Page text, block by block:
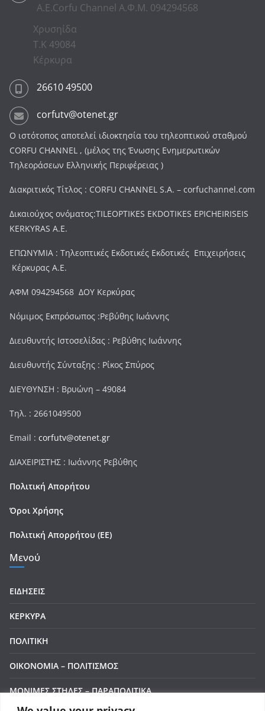
Α.Ε.Corfu Channel Α.Φ.Μ. 094294568
Χρυσηίδα
Τ.Κ 49084
Κέρκυρα
26610 49500
corfutv@otenet.gr
Ο ιστότοπος αποτελεί ιδιοκτησία του τηλεοπτικού σταθμού
CORFU CHANNEL , (μέλος της Ένωσης Ενημερωτικών
Τηλεοράσεων Ελληνικής Περιφέρειας )
Διακριτικός Τίτλος : CORFU CHANNEL S.A. – corfuchannel.com
Δικαιούχος ονόματος:TILEOPTIKES EKDOTIKES EPICHEIRISEIS
KERKYRAS A.E.
ΕΠΩΝΥΜΙΑ : Τηλεοπτικές Εκδοτικές Εκδοτικές Επιχειρήσεις
Κέρκυρας Α.Ε.
ΑΦΜ 094294568 ΔΟΥ Κερκύρας
Νόμιμος Εκπρόσωπος :Ρεβύθης Ιωάννης
Διευθυντής Ιστοσελίδας : Ρεβύθης Ιωάννης
Διευθυντής Σύνταξης : Ρίκος Σπύρος
ΔΙΕΥΘΥΝΣΗ : Βρυώνη – 49084
Τηλ. : 2661049500
Email : corfutv@otenet.gr
ΔΙΑΧΕΙΡΙΣΤΗΣ : Ιωάννης Ρεβύθης
Πολιτική Απορήτου
Όροι Χρήσης
Πολιτική Απορρήτου (ΕΕ)
Μενού
ΕΙΔΗΣΕΙΣ
ΚΕΡΚΥΡΑ
ΠΟΛΙΤΙΚΗ
ΟΙΚΟΝΟΜΙΑ – ΠΟΛΙΤΙΣΜΟΣ
ΜΟΝΙΜΕΣ ΣΤΗΛΕΣ – ΠΑΡΑΠΟΛΙΤΙΚΑ